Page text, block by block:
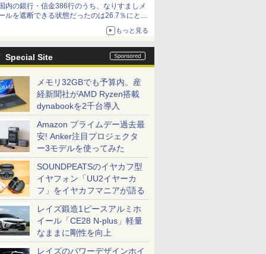
内の銀行・信金386行のうち、なりすましメ
ルを遮断できる状態だったのは26.7％にとど
る～GMOブランドセキュリティ調査
もっと見る
Special Site
メモリ32GBでも予算内。産
経新聞社がAMD Ryzen搭載
dynabookを2千台導入
Amazon プライムデー過去最
安! Anker注目プロジェクタ
ー3モデルを使ってみた
SOUNDPEATSのイヤカフ型
イヤフォン「UU2イヤーカ
フ」をイヤカフマニアが語る
レイズ鍛造1ピースアルミホ
イール「CE28 N-plus」軽量
なままに剛性を向上
レイズのパワーデザインホイ